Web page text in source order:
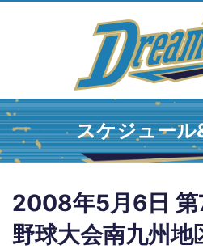
スケジュール
2008年5月6日 第
野球大会南九州地